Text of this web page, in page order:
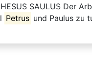
SAULUS Der
Petrus und Paulus zu